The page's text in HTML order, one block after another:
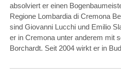
absolviert er einen
Regione Lombardia di Cremona
sind Giovanni Lucchi und Emilio
er in Cremona unter anderem mit
Borchardt. Seit 2004 wirkt er in